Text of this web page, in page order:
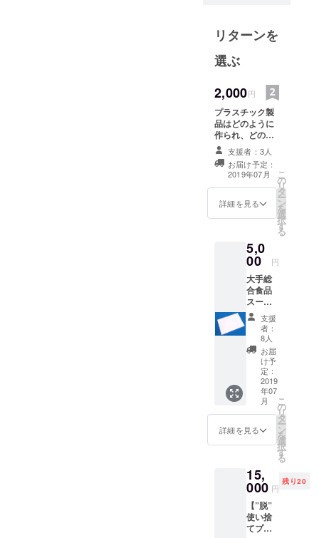
「いいもの
をつくるに
はいい素
材、それと
人材、そし
て信念」を
モットーに
社員一丸で
取り組み、
ユーザーに
業作りを目
日々進化す
る、プラス
チックテク
ノロジーに
対応し、新
しいパ
フォーマン
スを追求
し、お客様
に満足いた
だける製品
を造るため
人が日々努
力し成長・
進化する会
リターンを
選ぶ
2,000円
プラスチック製
品はどのように
作られ、どのよ
うに終わりを迎
えるのか。 使い
捨てプラスチッ
ク製品がどのよ
うな流れで環境
に被害を及ぼし
とりが地球環境
のためにどのよ
うなことができ
るのか、3Rを実
行しどのように
SDGsを推進し
ていけばよいの
かをお伝えしま
す。 【「私たち
にもできる
SDGs！プラス
チックと3Rがよ
くわかるレポー
ト」内容】 ・
SDGsとは？ ・
一生 ・３Rっ
て？ ・これから
ちにできるか な
ど、目から鱗の
プラスチックに
関する情報をお
届けします。 ※
内容は変更・追
支援者：3人
お届け予定：
2019年07月
詳細を見る
こ
の
リ
タ
ー
ン
を
選
択
す
る
5,0
00 円
大手総
合食品
スー
パーや
イタリ
アンの
チェー
ン店に
も採用
されて
いるプ
ロ仕様
のまな
板で
す。 厚
さ
程度。
50cm×
40cm以
下のご
希望の
サイズ
支援
者：
8人
お届
け予
定：
2019
年07
月
詳細を見る
こ
の
リ
タ
ー
ン
を
選
択
す
る
15,
000 円
残り20
【”脱”
使い捨
てプラ